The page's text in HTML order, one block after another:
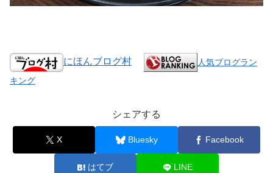
にほんブログ村
人気ブログラン
キング
シェアする
X Bluesky Facebook
はてブ LINE